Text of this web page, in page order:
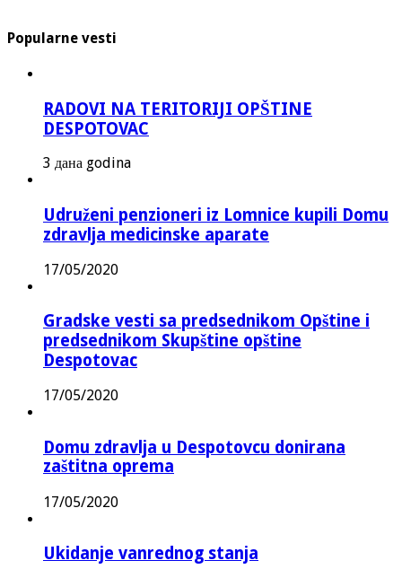
Popularne vesti
RADOVI NA TERITORIJI OPŠTINE
DESPOTOVAC
3 дана godina
Udruženi penzioneri iz Lomnice kupili Domu
zdravlja medicinske aparate
17/05/2020
Gradske vesti sa predsednikom Opštine i
predsednikom Skupštine opštine
Despotovac
17/05/2020
Domu zdravlja u Despotovcu donirana
zaštitna oprema
17/05/2020
Ukidanje vanrednog stanja